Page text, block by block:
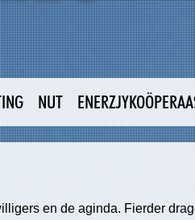
NUT
en de aginda. Fierder